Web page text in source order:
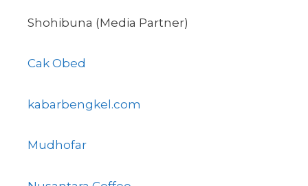
Shohibuna (Media Partner)
Cak Obed
kabarbengkel.com
Mudhofar